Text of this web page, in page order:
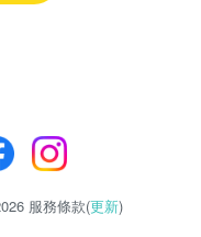
服務條款(更新)